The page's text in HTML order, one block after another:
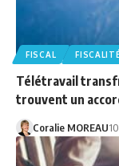
FISCAL
Télétravail
trouvent un
Coralie MOREAU